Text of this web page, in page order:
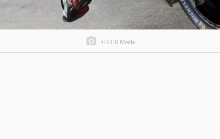
© LCR Media